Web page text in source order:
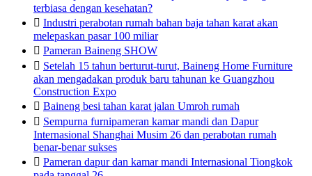
terbiasa dengan kesehatan?
 Industri perabotan rumah bahan baja tahan karat akan
melepaskan pasar 100 miliar
 Pameran Baineng SHOW
 Setelah 15 tahun berturut-turut, Baineng Home Furniture
akan mengadakan produk baru tahunan ke Guangzhou
Construction Expo
 Baineng besi tahan karat jalan Umroh rumah
 Sempurna furnipameran kamar mandi dan Dapur
Internasional Shanghai Musim 26 dan perabotan rumah
benar-benar sukses
 Pameran dapur dan kamar mandi Internasional Tiongkok